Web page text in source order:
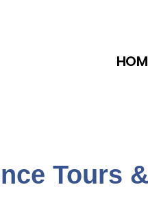
Tours